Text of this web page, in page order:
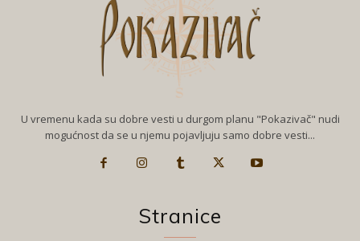
U vremenu kada su dobre vesti u durgom planu "Pokazivač" nudi
mogućnost da se u njemu pojavljuju samo dobre vesti...
Stranice